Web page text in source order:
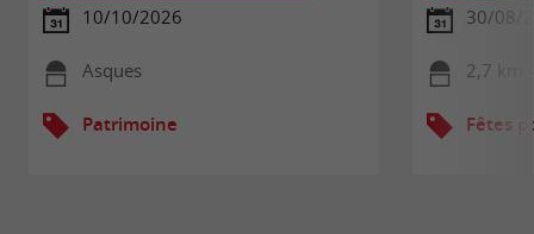
10/10/2026
Asques
Patrimoine
30/08/
2,7 km
Fêtes